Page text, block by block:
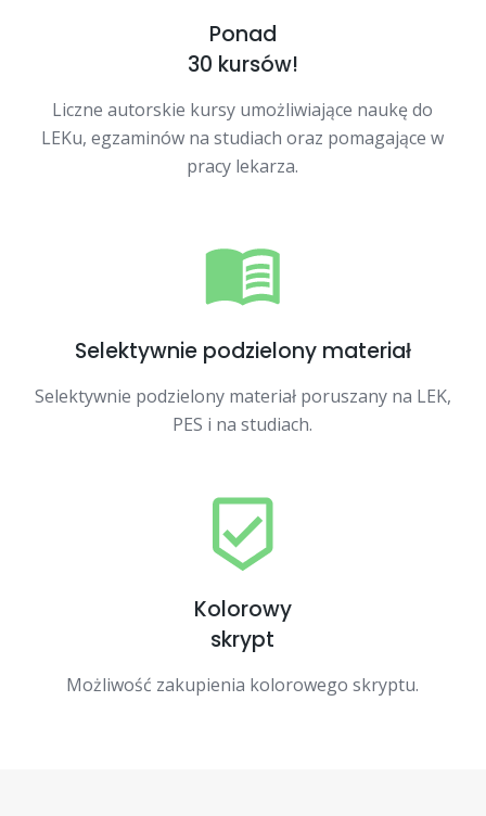
Ponad
30 kursów!
Liczne autorskie kursy umożliwiające naukę do
LEKu, egzaminów na studiach oraz pomagające w
pracy lekarza.
Selektywnie podzielony materiał
Selektywnie podzielony materiał poruszany na LEK,
PES i na studiach.
Kolorowy
skrypt
Możliwość zakupienia kolorowego skryptu.